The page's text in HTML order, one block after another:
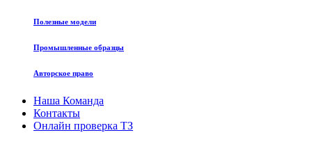
Полезные модели
Промышленные образцы
Авторское право
Наша Команда
Контакты
Онлайн проверка ТЗ